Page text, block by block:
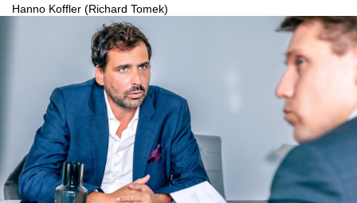
Hanno Koffler (Richard Tomek)